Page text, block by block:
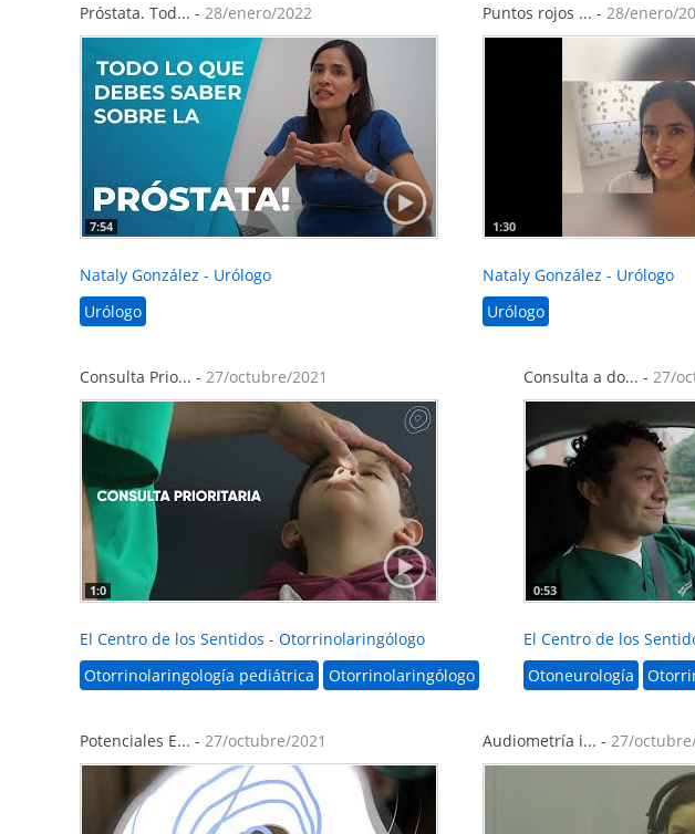
Próstata. Tod... - 28/enero/2022
7:54
Nataly González - Urólogo
Urólogo
Puntos rojos ... - 28/enero/
1:30
Nataly González - Urólogo
Urólogo
Consulta Prio... - 27/octubre/2021
1:0
El Centro de los Sentidos - Otorrinolaringólogo
Otorrinolaringología pediátrica
Otorrinolaringólogo
Consulta a do... - 27/
0:53
El Centro de los
Otoneurología
Potenciales E... - 27/octubre/2021 Audiometría i... - 27/